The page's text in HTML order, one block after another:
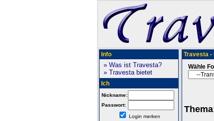
Info
» Was ist Travesta?
» Travesta bietet
Ich
Nickname:
Passwort:
Login merken
Travesta -
Wähle